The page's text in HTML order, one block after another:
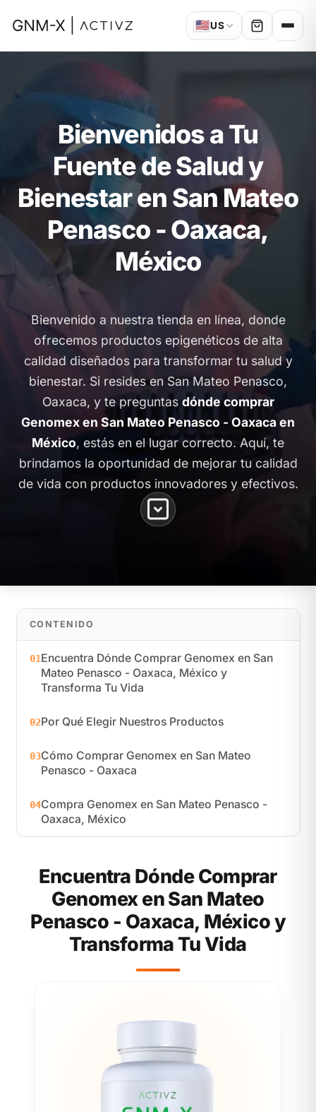
🇺🇸US
Bienvenidos a Tu
Fuente de Salud y
Bienestar en San Mateo
Penasco - Oaxaca,
México
Bienvenido a nuestra tienda en línea, donde
ofrecemos productos epigenéticos de alta
calidad diseñados para transformar tu salud y
bienestar. Si resides en San Mateo Penasco,
Oaxaca, y te preguntasdónde comprar
Genomex en San Mateo Penasco - Oaxaca en
México, estás en el lugar correcto. Aquí, te
brindamos la oportunidad de mejorar tu calidad
de vida con productos innovadores y efectivos.
CONTENIDO
01Encuentra Dónde Comprar Genomex en San
Mateo Penasco - Oaxaca, México y
Transforma Tu Vida
02Por Qué Elegir Nuestros Productos
03Cómo Comprar Genomex en San Mateo
Penasco - Oaxaca
04Compra Genomex en San Mateo Penasco -
Oaxaca, México
Encuentra Dónde Comprar
Genomex en San Mateo
Penasco - Oaxaca, México y
Transforma Tu Vida